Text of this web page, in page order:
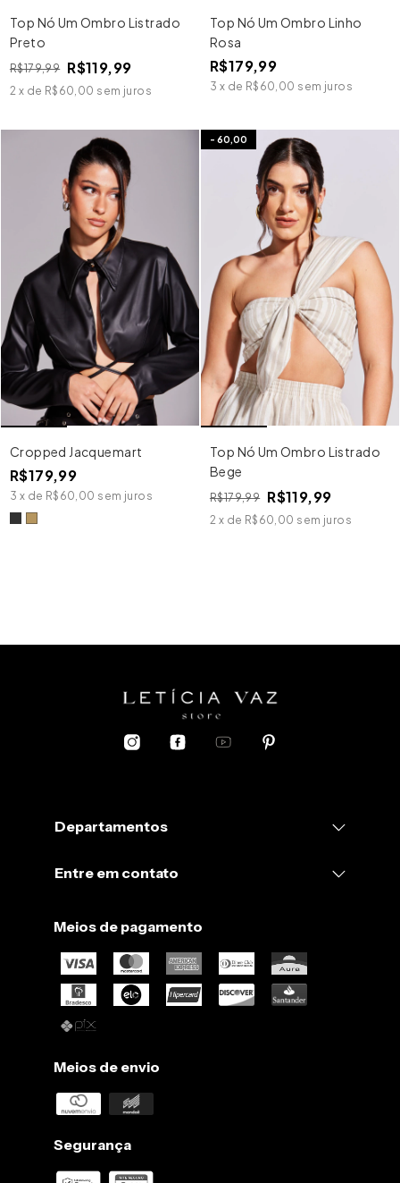
Top Nó Um Ombro Listrado
Preto
R$179,99 R$119,99
2 x de R$60,00 sem juros
Top Nó Um Ombro Linho
Rosa
R$179,99
3 x de R$60,00 sem juros
Cropped Jacquemart
R$179,99
3 x de R$60,00 sem juros
- 60,00
Top Nó Um Ombro Listrado
Bege
R$179,99 R$119,99
2 x de R$60,00 sem juros
Departamentos
Entre em contato
Meios de pagamento
Meios de envio
Segurança